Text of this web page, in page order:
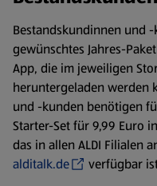
Bestandskundinnen und -
gewünschtes Jahres-
App, die im jeweiligen
heruntergeladen werden
und -kunden benötigen
Starter-Set für 9,99 Euro
das in allen ALDI Filialen
alditalk.de
verfügbar